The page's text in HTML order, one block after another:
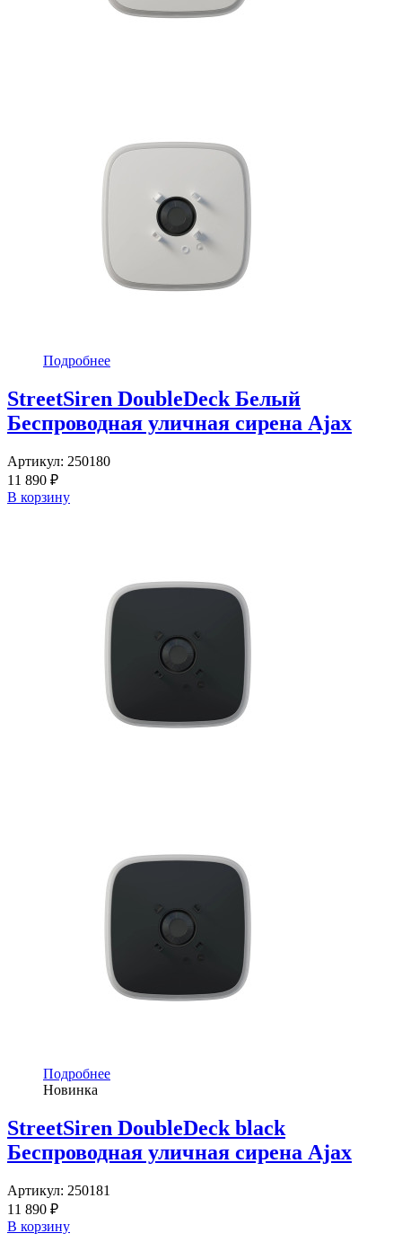
Подробнее
StreetSiren DoubleDeck Белый
Беспроводная уличная сирена Ajax
Артикул: 250180
11 890 ₽
В корзину
Подробнее
Новинка
StreetSiren DoubleDeck black
Беспроводная уличная сирена Ajax
Артикул: 250181
11 890 ₽
В корзину